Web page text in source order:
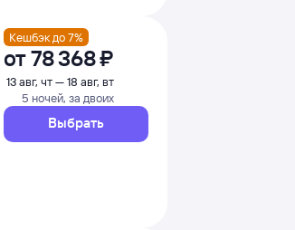
Кешбэк до 7%
от78 ⁠368 ⁠₽
13 авг, чт — 18 авг, вт
5 ночей, за двоих
Выбрать